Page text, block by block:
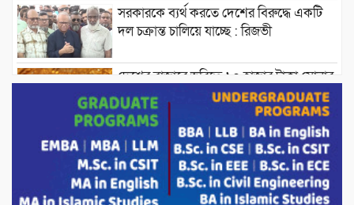
সরকারকে ব্যর্থ করতে দেশের বিরুদ্ধে একটি
দল চক্রান্ত চালিয়ে যাচ্ছে : রিজভী
দেশের বাজারে ভরিতে ১০ হাজার টাকা সোনার
দাম বাড়ানোর ঘোষণা।
ভারপ্রাপ্ত রাষ্ট্রপতি হাফিজ উদ্দিন আহমদের
সাথে এইচটি বাংলা অনলাইন পোর্টাল ও আইপি
টিভির সম্পাদক মোঃ ইসমাইল হোসেনের
সৌজন্য সাক্ষাৎ।